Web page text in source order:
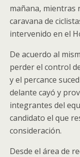
mañana, mientras
caravana de
intervenido en el
De acuerdo al
perder el control
y el percance
delante cayó y
integrantes del
candidato el que
consideración.
Desde el área de